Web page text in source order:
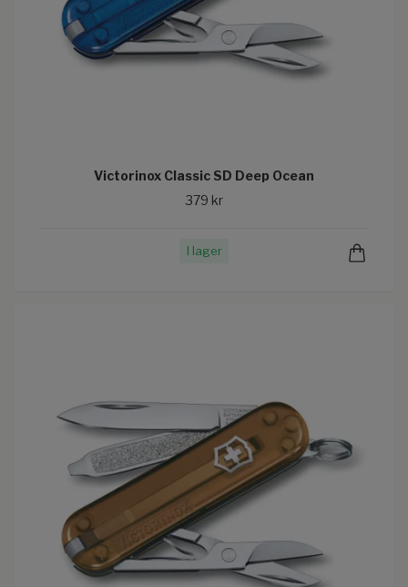
Victorinox Classic SD Deep Ocean
379 kr
I lager